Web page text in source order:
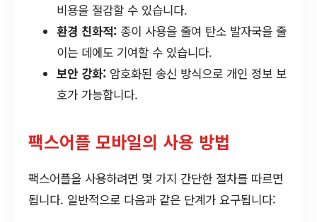
비용을 절감할 수 있습니다.
환경 친화적: 종이 사용을 줄여 탄소 발자국을 줄
이는 데에도 기여할 수 있습니다.
보안 강화: 암호화된 송신 방식으로 개인 정보 보
호가 가능합니다.
팩스어플 모바일의 사용 방법
팩스어플을 사용하려면 몇 가지 간단한 절차를 따르면
됩니다. 일반적으로 다음과 같은 단계가 요구됩니다: